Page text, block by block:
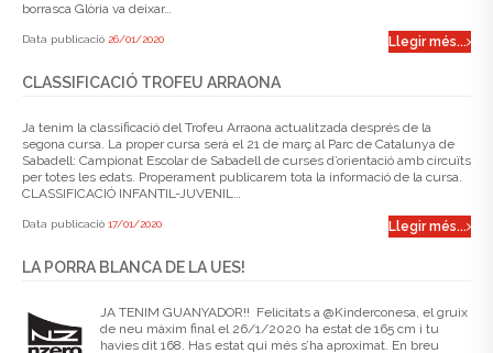
borrasca Glòria va deixar…
Data publicació 26/01/2020 Llegir més...
CLASSIFICACIÓ TROFEU ARRAONA
Ja tenim la classificació del Trofeu Arraona actualitzada després de la
segona cursa. La proper cursa serà el 21 de març al Parc de Catalunya de
Sabadell: Campionat Escolar de Sabadell de curses d’orientació amb circuïts
per totes les edats. Properament publicarem tota la informació de la cursa.
CLASSIFICACIÓ INFANTIL-JUVENIL…
Data publicació 17/01/2020 Llegir més...
LA PORRA BLANCA DE LA UES!
JA TENIM GUANYADOR!! Felicitats a @Kinderconesa, el gruix
de neu màxim final el 26/1/2020 ha estat de 165 cm i tu
havies dit 168. Has estat qui més s’ha aproximat. En breu